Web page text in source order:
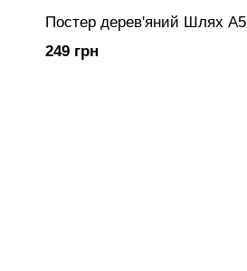
Постер дерев'яний Шлях А5
249 грн